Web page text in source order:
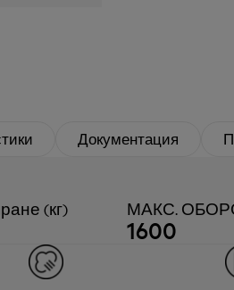
Документация
(кг) МАКС.
1600